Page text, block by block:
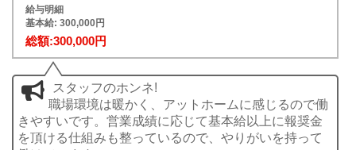
給与明細
基本給: 300,000円
総額:300,000円
スタッフのホンネ!
職場環境は暖かく、アットホームに感じるので働
きやすいです。営業成績に応じて基本給以上に報奨金
を頂ける仕組みも整っているので、やりがいを持って